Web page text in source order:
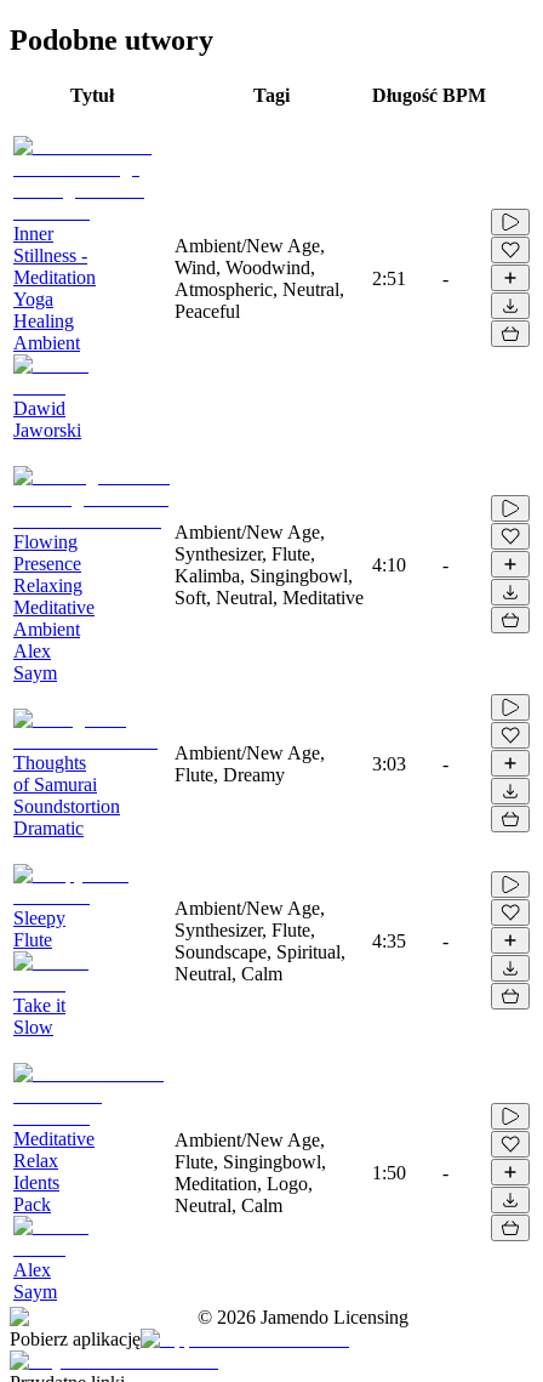
Podobne utwory
Tytuł Tagi Długość BPM
Inner
Stillness -
Meditation
Yoga
Healing
Ambient
Dawid
Jaworski
Ambient/New Age,
Wind, Woodwind,
Atmospheric, Neutral,
Peaceful
2:51 -
Flowing
Presence
Relaxing
Meditative
Ambient
Alex
Saym
Ambient/New Age,
Synthesizer, Flute,
Kalimba, Singingbowl,
Soft, Neutral, Meditative
4:10 -
Thoughts
of Samurai
Soundstortion
Dramatic
Ambient/New Age,
Flute, Dreamy
3:03 -
Sleepy
Flute
Take it
Slow
Ambient/New Age,
Synthesizer, Flute,
Soundscape, Spiritual,
Neutral, Calm
4:35 -
Meditative
Relax
Idents
Pack
Alex
Saym
Ambient/New Age,
Flute, Singingbowl,
Meditation, Logo,
Neutral, Calm
1:50 -
© 2026 Jamendo Licensing
Pobierz aplikację